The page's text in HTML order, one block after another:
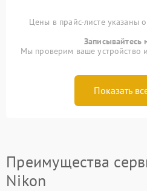
Цены в прайс-листе указаны
Записывайтесь
Мы проверим ваше устройство
Показать
Преимущества
Nikon